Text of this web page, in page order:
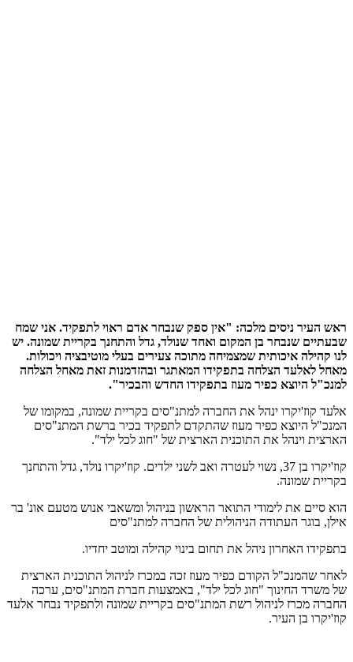
ראש העיר ניסים מלכה: "אין ספק שנבחר אדם ראוי לתפקיד. אני שמח
שבעתיים שנבחר בן המקום ואחד שנולד, גדל והתחנך בקריית שמונה. יש
לנו קהילה איכותית שמצמיחה מתוכה צעירים בעלי מוטיבציה ויכולות.
מאחל לאלעד הצלחה בתפקידו המאתגר ובהזדמנות זאת מאחל הצלחה
למנכ"ל היוצא כפיר מעוז בתפקידו החדש והבכיר".
אלעד קוז'יקרו ינהל את החברה למתנ"סים בקריית שמונה, במקומו של
המנכ"ל היוצא כפיר מעוז שהתקדם לתפקיד בכיר ברשת המתנ"סים
הארצית וינהל את התוכנית הארצית של "חוג לכל ילד".
קוז'יקרו בן 37, נשוי לעטרה ואב לשני ילדים. קוז'יקרו נולד, גדל והתחנך
בקריית שמונה.
הוא סיים את לימודי התואר הראשון בניהול ומשאבי אנוש מטעם אונ' בר
אילן, בוגר העתודה הניהולית של החברה למתנ"סים
בתפקידו האחרון ניהל את תחום בינוי קהילה ומוטב יחדיו.
לאחר שהמנכ"ל הקודם כפיר מעוז זכה במכרז לניהול התוכנית הארצית
של משרד החינוך "חוג לכל ילד", באמצעות חברת המתנ"סים, ערכה
החברה מכרז לניהול רשת המתנ"סים בקריית שמונה ולתפקיד נבחר אלעד
קוז'יקרו בן העיר.